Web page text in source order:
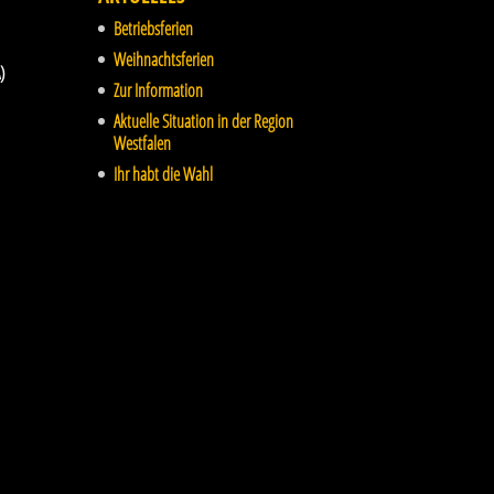
Betriebsferien
Weihnachtsferien
Zur Information
Aktuelle Situation in der Region
Westfalen
Ihr habt die Wahl